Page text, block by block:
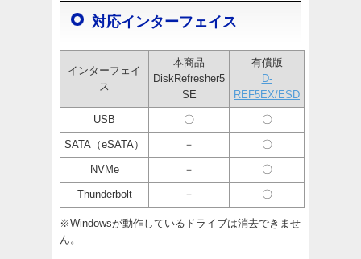
対応インターフェイス
インターフェイ
ス
本商品
DiskRefresher5
SE
有償版
D-
REF5EX/ESD
USB 〇 〇
SATA（eSATA） － 〇
NVMe － 〇
Thunderbolt － 〇
※Windowsが動作しているドライブは消去できませ
ん。